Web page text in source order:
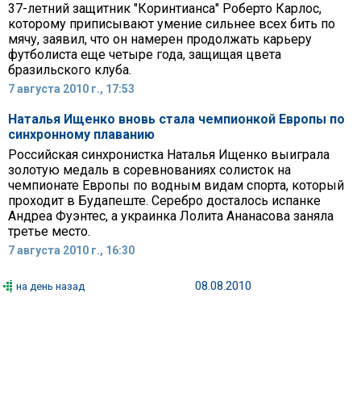
37-летний защитник "Коринтианса" Роберто Карлос,
которому приписывают умение сильнее всех бить по
мячу, заявил, что он намерен продолжать карьеру
футболиста еще четыре года, защищая цвета
бразильского клуба.
7 августа 2010 г., 17:53
Наталья Ищенко вновь стала чемпионкой Европы по
синхронному плаванию
Российская синхронистка Наталья Ищенко выиграла
золотую медаль в соревнованиях солисток на
чемпионате Европы по водным видам спорта, который
проходит в Будапеште. Серебро досталось испанке
Андреа Фуэнтес, а украинка Лолита Ананасова заняла
третье место.
7 августа 2010 г., 16:30
на день назад 08.08.2010